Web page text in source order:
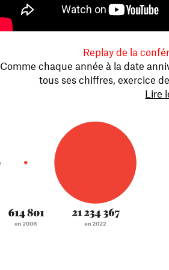
Replay de la
Comme chaque année à la date
tous ses chiffres, exercice
Lire